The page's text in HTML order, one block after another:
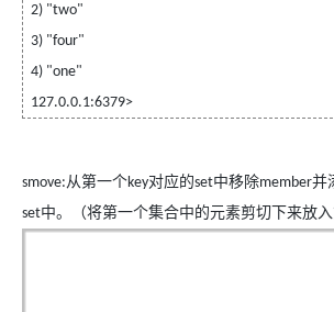
2) "two"
3) "four"
4) "one"
127.0.0.1:6379>
smove: 从第一个key对应的set中移除member并
set中。（将第一个集合中的元素剪切下来放入